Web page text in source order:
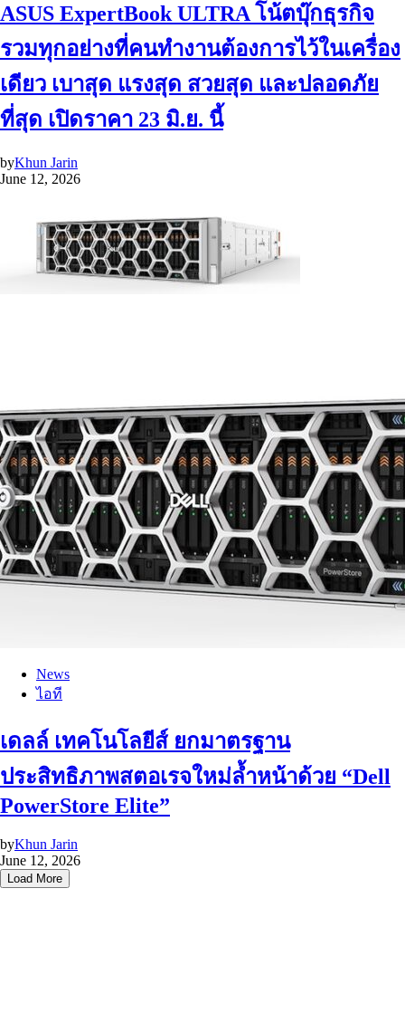
ASUS ExpertBook ULTRA โน้ตบุ๊กธุรกิจ
รวมทุกอย่างที่คนทำงานต้องการไว้ในเครื่อง
เดียว เบาสุด แรงสุด สวยสุด และปลอดภัย
ที่สุด เปิดราคา 23 มิ.ย. นี้
byKhun Jarin
June 12, 2026
News
ไอที
เดลล์ เทคโนโลยีส์ ยกมาตรฐาน
ประสิทธิภาพสตอเรจใหม่ล้ำหน้าด้วย “Dell
PowerStore Elite”
byKhun Jarin
June 12, 2026
Load More